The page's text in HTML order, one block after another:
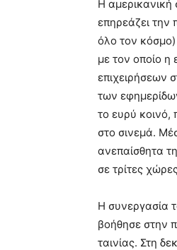
Η αμερικανική
επηρεάζει την
όλο τον κόσμο)
με τον οποίο η
επιχειρήσεων
των
το ευρύ
στο σινεμά.
ανεπαίσθητα
σε τρίτες
Η συνεργασία
βοήθησε στην
ταινίας. Στη